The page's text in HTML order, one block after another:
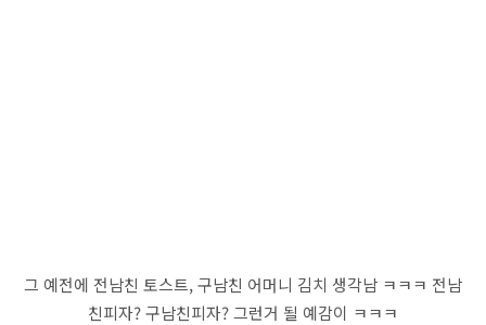
그 예전에 전남친 토스트, 구남친 어머니 김치 생각남 ㅋㅋㅋ 전남
친피자? 구남친피자? 그런거 될 예감이 ㅋㅋㅋ